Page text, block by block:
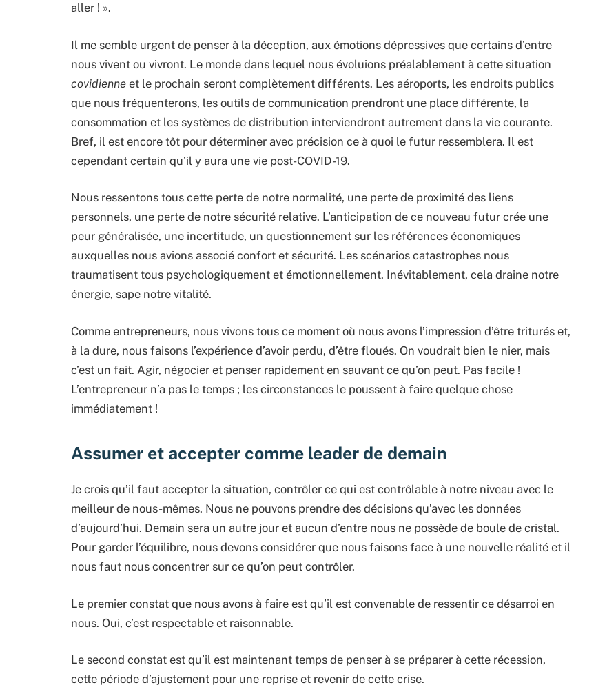
aller ! ».
Il me semble urgent de penser à la déception, aux émotions dépressives que certains d’entre
nous vivent ou vivront. Le monde dans lequel nous évoluions préalablement à cette situation
covidienne et le prochain seront complètement différents. Les aéroports, les endroits publics
que nous fréquenterons, les outils de communication prendront une place différente, la
consommation et les systèmes de distribution interviendront autrement dans la vie courante.
Bref, il est encore tôt pour déterminer avec précision ce à quoi le futur ressemblera. Il est
cependant certain qu’il y aura une vie post-COVID-19.
Nous ressentons tous cette perte de notre normalité, une perte de proximité des liens
personnels, une perte de notre sécurité relative. L’anticipation de ce nouveau futur crée une
peur généralisée, une incertitude, un questionnement sur les références économiques
auxquelles nous avions associé confort et sécurité. Les scénarios catastrophes nous
traumatisent tous psychologiquement et émotionnellement. Inévitablement, cela draine notre
énergie, sape notre vitalité.
Comme entrepreneurs, nous vivons tous ce moment où nous avons l’impression d’être triturés et,
à la dure, nous faisons l’expérience d’avoir perdu, d’être floués. On voudrait bien le nier, mais
c’est un fait. Agir, négocier et penser rapidement en sauvant ce qu’on peut. Pas facile !
L’entrepreneur n’a pas le temps ; les circonstances le poussent à faire quelque chose
immédiatement !
Assumer et accepter comme leader de demain
Je crois qu’il faut accepter la situation, contrôler ce qui est contrôlable à notre niveau avec le
meilleur de nous-mêmes. Nous ne pouvons prendre des décisions qu’avec les données
d’aujourd’hui. Demain sera un autre jour et aucun d’entre nous ne possède de boule de cristal.
Pour garder l’équilibre, nous devons considérer que nous faisons face à une nouvelle réalité et il
nous faut nous concentrer sur ce qu’on peut contrôler.
Le premier constat que nous avons à faire est qu’il est convenable de ressentir ce désarroi en
nous. Oui, c’est respectable et raisonnable.
Le second constat est qu’il est maintenant temps de penser à se préparer à cette récession,
cette période d’ajustement pour une reprise et revenir de cette crise.